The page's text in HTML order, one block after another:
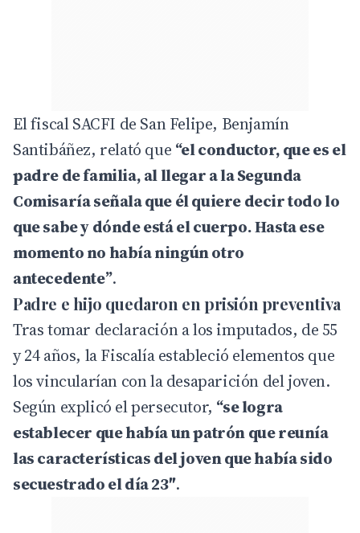
El fiscal SACFI de San Felipe, Benjamín
Santibáñez, relató que “el conductor, que es el
padre de familia, al llegar a la Segunda
Comisaría señala que él quiere decir todo lo
que sabe y dónde está el cuerpo. Hasta ese
momento no había ningún otro
antecedente”.
Padre e hijo quedaron en prisión preventiva
Tras tomar declaración a los imputados, de 55
y 24 años, la Fiscalía estableció elementos que
los vincularían con la desaparición del joven.
Según explicó el persecutor, “se logra
establecer que había un patrón que reunía
las características del joven que había sido
secuestrado el día 23″.